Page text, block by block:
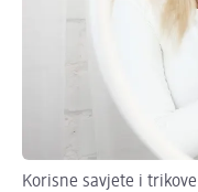
Korisne savjete i